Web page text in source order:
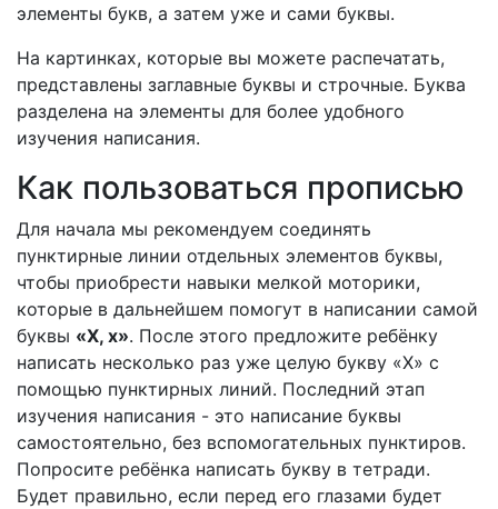
элементы букв, а затем уже и сами буквы.
На картинках, которые вы можете распечатать,
представлены заглавные буквы и строчные. Буква
разделена на элементы для более удобного
изучения написания.
Как пользоваться прописью
Для начала мы рекомендуем соединять
пунктирные линии отдельных элементов буквы,
чтобы приобрести навыки мелкой моторики,
которые в дальнейшем помогут в написании самой
буквы «Х, х». После этого предложите ребёнку
написать несколько раз уже целую букву «Х» с
помощью пунктирных линий. Последний этап
изучения написания - это написание буквы
самостоятельно, без вспомогательных пунктиров.
Попросите ребёнка написать букву в тетради.
Будет правильно, если перед его глазами будет